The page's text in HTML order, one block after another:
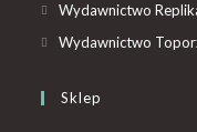
Wydawnictwo
Wydawnictwo
Sklep